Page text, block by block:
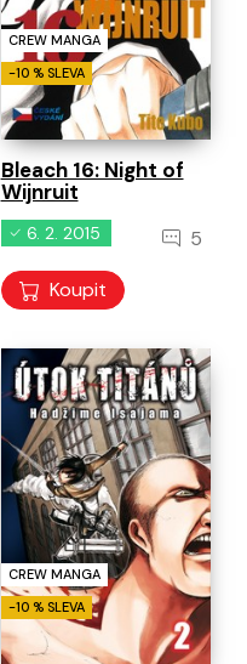
CREW MANGA
-10 % SLEVA
Bleach 16: Night of
Wijnruit
6. 2. 2015 5
Koupit
CREW MANGA
-10 % SLEVA